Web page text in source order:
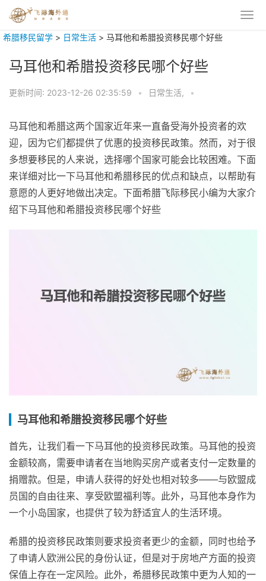
希腊移民留学 > 日常生活 > 马耳他和希腊投资移民哪个好些
马耳他和希腊投资移民哪个好些
更新时间: 2023-12-26 02:35:59 • 日常生活, •
马耳他和希腊这两个国家近年来一直备受海外投资者的欢
迎，因为它们都提供了优惠的投资移民政策。然而，对于很
多想要移民的人来说，选择哪个国家可能会比较困难。下面
来详细对比一下马耳他和希腊移民的优点和缺点，以帮助有
意愿的人更好地做出决定。下面希腊飞际移民小编为大家介
绍下马耳他和希腊投资移民哪个好些
马耳他和希腊投资移民哪个好些
首先，让我们看一下马耳他的投资移民政策。马耳他的投资
金额较高，需要申请者在当地购买房产或者支付一定数量的
捐赠款。但是，申请人获得的好处也相对较多——与欧盟成
员国的自由往来、享受欧盟福利等。此外，马耳他本身作为
一个小岛国家，也提供了较为舒适宜人的生活环境。
希腊的投资移民政策则要求投资者更少的金额，同时也给予
了申请人欧洲公民的身份认证，但是对于房地产方面的投资
保值上存在一定风险。此外，希腊移民政策中更为人知的一